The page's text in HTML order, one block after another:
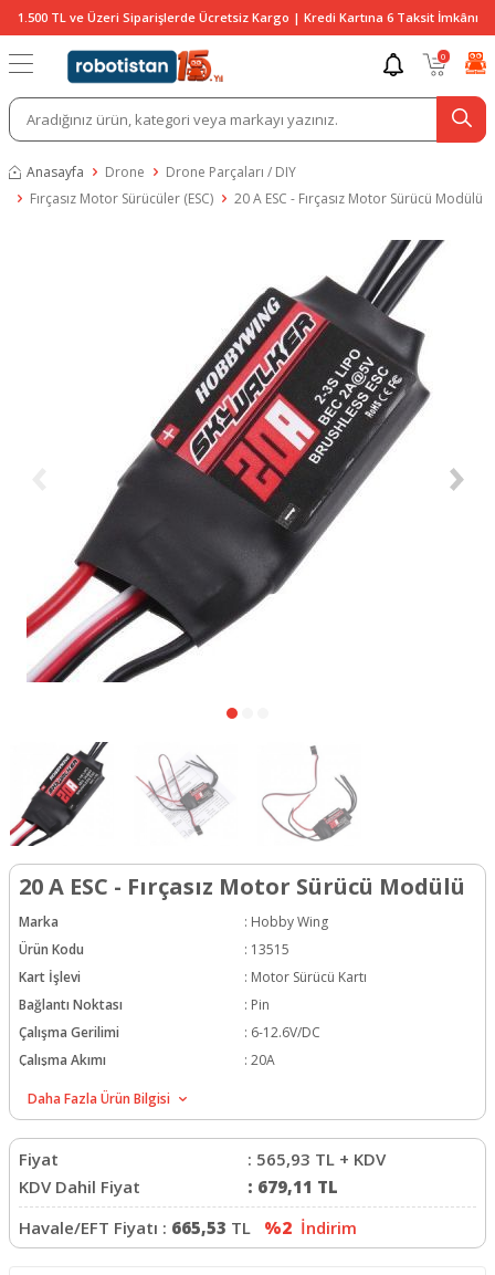
1.500 TL ve Üzeri Siparişlerde Ücretsiz Kargo | Kredi Kartına 6 Taksit İmkânı
0
Anasayfa Drone
Drone Parçaları / DIY
Fırçasız Motor Sürücüler (ESC)
20 A ESC - Fırçasız Motor Sürücü Modülü
20 A ESC - Fırçasız Motor Sürücü Modülü
Marka : Hobby Wing
Ürün Kodu
: 13515
Kart İşlevi
: Motor Sürücü Kartı
Bağlantı Noktası
: Pin
Çalışma Gerilimi
: 6-12.6V/DC
Çalışma Akımı
: 20A
Daha Fazla Ürün Bilgisi
Fiyat : 565,93 TL + KDV
KDV Dahil Fiyat
: 679,11 TL
Havale/EFT Fiyatı : 665,53 TL %2 İndirim